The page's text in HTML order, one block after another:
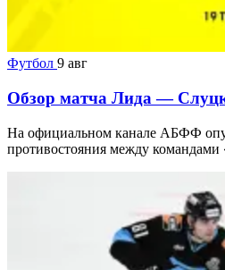
Футбол 9 авг
Обзор матча Лида —
На официальном канале АБФФ
противостояния между